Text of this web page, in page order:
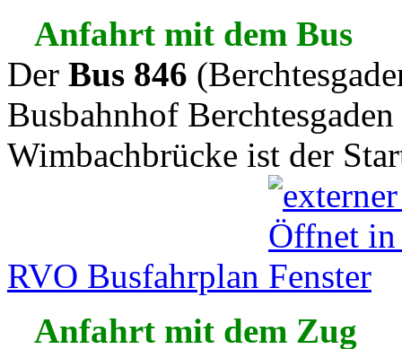
Anfahrt mit dem Bus
Der Bus 846
Busbahnhof
Wimbachbrücke ist der
RVO Busfahrplan
Anfahrt mit dem Zug